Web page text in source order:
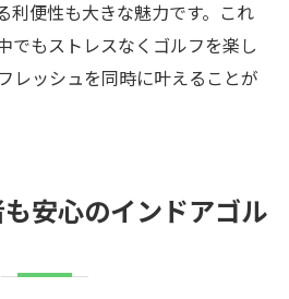
利便性も大きな魅力です。これ
でもストレスなくゴルフを楽し
レッシュを同時に叶えることが
安心のインドアゴル